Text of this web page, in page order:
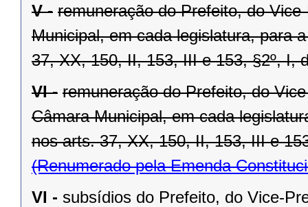
V - remuneração do Prefeito, do
Municipal, em cada legislatura, para
37, XX, 150, II, 153, III e 153, §2º, I,
VI - remuneração do Prefeito, do
Câmara Municipal, em cada
nos arts. 37, XX, 150, II, 153, III e
(Renumerado pela Emenda
VI - subsídios do Prefeito, do Vice-